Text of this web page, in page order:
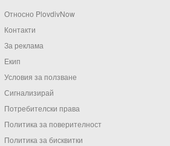
Относно PlovdivNow
Контакти
За реклама
Екип
Условия за ползване
Сигнализирай
Потребителски права
Политика за поверителност
Политика за бисквитки